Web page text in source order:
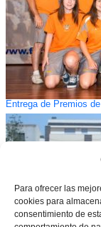
Para ofrecer las
cookies para
consentimiento de
Entrega de Premios